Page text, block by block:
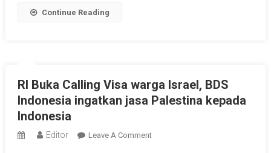
Continue Reading
RI Buka Calling Visa warga Israel, BDS
Indonesia ingatkan jasa Palestina kepada
Indonesia
Editor Leave A CommentOn